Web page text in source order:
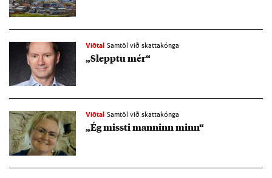
Viðtal Samtöl við skattakónga
„Slepptu mér“
Viðtal Samtöl við skattakónga
„Ég missti mann­inn minn“